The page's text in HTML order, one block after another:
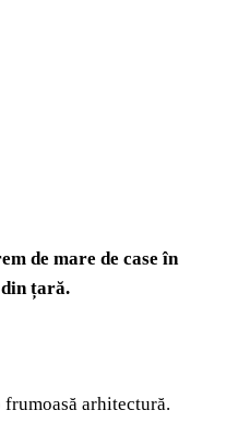
de mare de case în
țară.
arhitectură.